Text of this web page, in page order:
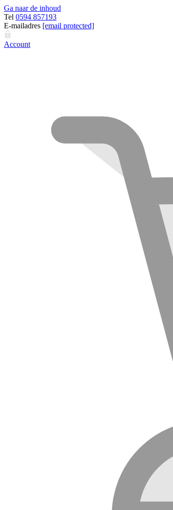
Ga naar de inhoud
Tel 0594 857193
E-mailadres [email protected]
Account